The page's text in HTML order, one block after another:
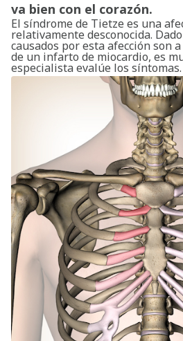
va bien con el corazón.
El síndrome de Tietze es una
relativamente desconocida.
causados por esta afección son
de un infarto de miocardio, es
especialista evalúe los síntomas.